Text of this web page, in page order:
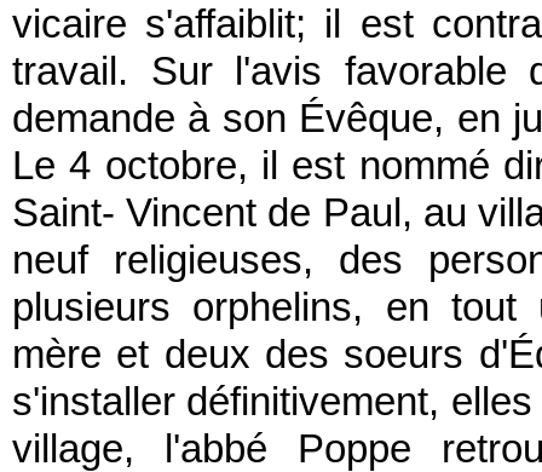
vicaire s'affaiblit; il est
travail. Sur l'avis favorable
demande à son Évêque, en
Le 4 octobre, il est nommé
Saint- Vincent de Paul, au
neuf religieuses, des
plusieurs orphelins, en
mère et deux des soeurs
s'installer définitivement,
village, l'abbé Poppe